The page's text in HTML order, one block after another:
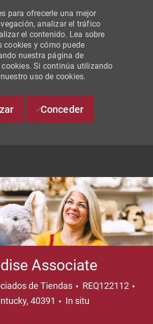
para ofrecerle una mejor
analizar el tráfico
el contenido. Lea sobre
cookies y cómo puede
nuestra página de
Si continúa utilizando
uso de cookies.
Conceder
Associate
de Tiendas REQ122112
40391
In situ